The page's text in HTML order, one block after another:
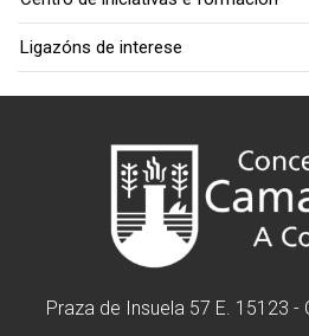
Ligazóns de interese
Praza de Insuela 57 E. 15123 -